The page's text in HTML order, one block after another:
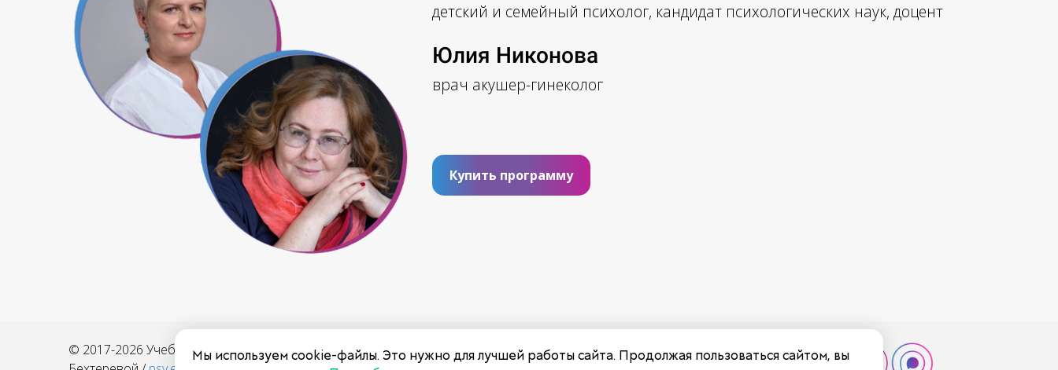
детский и семейный психолог, кандидат психологических наук, доцент
Юлия Никонова
врач акушер-гинеколог
Купить программу
© 2017-2026 Учебный Центр имени Н.П.
Лицензия
Мы используем cookie-файлы. Это нужно для лучшей работы сайта. Продолжая пользоваться сайтом, вы